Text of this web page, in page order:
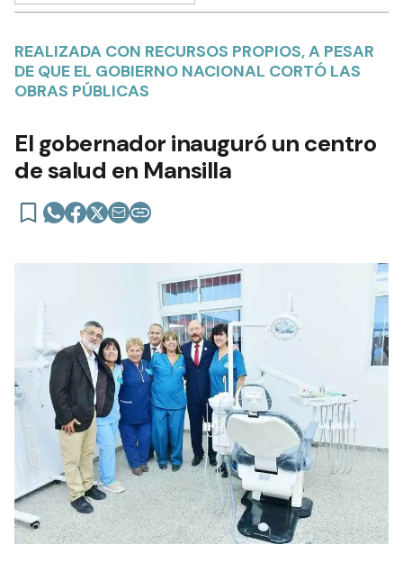
REALIZADA CON RECURSOS PROPIOS, A PESAR
DE QUE EL GOBIERNO NACIONAL CORTÓ LAS
OBRAS PÚBLICAS
El gobernador inauguró un centro
de salud en Mansilla